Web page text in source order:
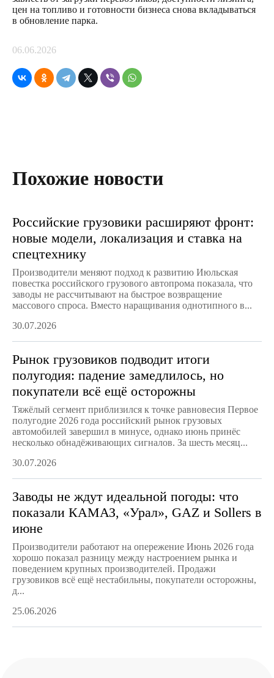
цен на топливо и готовности бизнеса снова вкладываться
в обновление парка.
06.06.2026
Похожие новости
Российские грузовики расширяют фронт:
новые модели, локализация и ставка на
спецтехнику
Производители меняют подход к развитию Июльская
повестка российского грузового автопрома показала, что
заводы не рассчитывают на быстрое возвращение
массового спроса. Вместо наращивания однотипного в...
30.07.2026
Рынок грузовиков подводит итоги
полугодия: падение замедлилось, но
покупатели всё ещё осторожны
Тяжёлый сегмент приблизился к точке равновесия Первое
полугодие 2026 года российский рынок грузовых
автомобилей завершил в минусе, однако июнь принёс
несколько обнадёживающих сигналов. За шесть месяц...
30.07.2026
Заводы не ждут идеальной погоды: что
показали КАМАЗ, «Урал», GAZ и Sollers в
июне
Производители работают на опережение Июнь 2026 года
хорошо показал разницу между настроением рынка и
поведением крупных производителей. Продажи
грузовиков всё ещё нестабильны, покупатели осторожны,
д...
25.06.2026